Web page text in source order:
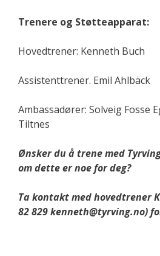
Trenere og Støtteapparat:
Hovedtrener: Kenneth Buch
Assistenttrener. Emil Ahlbäck
Ambassadører: Solveig Fosse
Tiltnes
Ønsker du å trene med
om dette er noe for deg?
Ta kontakt med hovedtrener
82 829 kenneth@tyrving.no)